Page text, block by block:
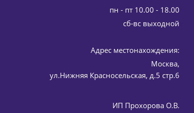
пн - пт 10.00 - 18.00
cб-вс выходной
Адрес местонахождения:
Москва,
ул.Нижняя Красносельская, д.5 стр.6
ИП Прохорова О.В.